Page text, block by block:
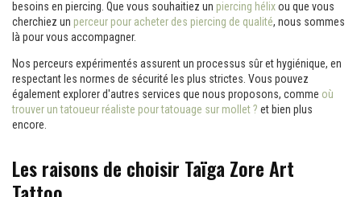
besoins en piercing. Que vous souhaitiez un piercing hélixou que vous
cherchiez un perceur pour acheter des piercing de qualité, nous sommes
là pour vous accompagner.
Nos perceurs expérimentés assurent un processus sûr et hygiénique, en
respectant les normes de sécurité les plus strictes. Vous pouvez
également explorer d'autres services que nous proposons, comme où
trouver un tatoueur réaliste pour tatouage sur mollet ? et bien plus
encore.
Les raisons de choisir Taïga Zore Art